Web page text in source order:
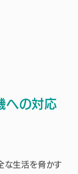
への対応
な生活を脅かす